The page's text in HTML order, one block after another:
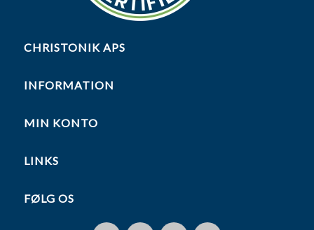
CHRISTONIK APS
INFORMATION
MIN KONTO
LINKS
FØLG OS